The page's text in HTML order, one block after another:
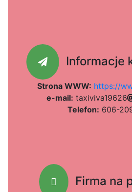
Informacje
Strona WWW: https://
e-mail: taxiviva19626
Telefon: 606-
Firma na